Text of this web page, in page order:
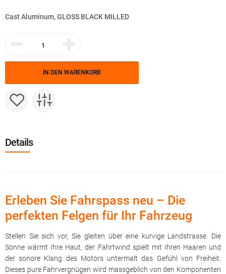
Cast Aluminum, GLOSS BLACK MILLED
IN DEN WARENKORB
Details
Erleben Sie Fahrspass neu – Die
perfekten Felgen für Ihr Fahrzeug
Stellen Sie sich vor, Sie gleiten über eine kurvige Landstrasse. Die
Sonne wärmt Ihre Haut, der Fahrtwind spielt mit Ihren Haaren und
der sonore Klang des Motors untermalt das Gefühl von Freiheit.
Dieses pure Fahrvergnügen wird massgeblich von den Komponenten